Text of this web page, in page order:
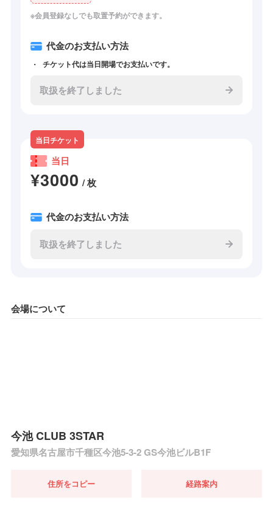
※会員登録なしでも取置予約ができます。
代金のお支払い方法
チケット代は当日開場でお支払いです。
取扱を終了しました
当日チケット
当日
¥3000 / 枚
代金のお支払い方法
取扱を終了しました
会場について
今池 CLUB 3STAR
愛知県名古屋市千種区今池5-3-2 GS今池ビルB1F
住所をコピー 経路案内